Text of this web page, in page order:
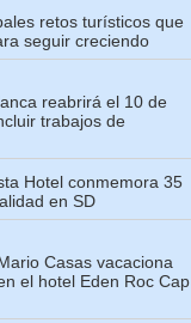
retos turísticos que
seguir creciendo
reabrirá el 10 de
trabajos de
Hotel conmemora 35
en SD
Casas vacaciona
el hotel Eden Roc Cap